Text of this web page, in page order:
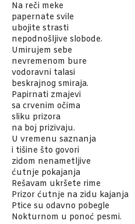
Na reči meke
papernate svile
ubojite strasti
nepodnošljive slobode.
Umirujem sebe
nevremenom bure
vodoravni talasi
beskrajnog smiraja.
Papirnati zmajevi
sa crvenim očima
sliku prizora
na boj prizivaju.
U vremenu saznanja
i tišine što govori
zidom nenametljive
ćutnje pokajanja
Rešavam ukršete rime
Prizor ćutnje na zidu kajanja
Ptice su odavno pobegle
Nokturnom u ponoć pesmi.